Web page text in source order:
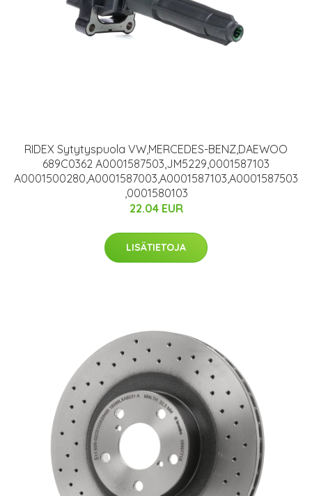
RIDEX Sytytyspuola VW,MERCEDES-BENZ,DAEWOO
689C0362 A0001587503,JM5229,0001587103
A0001500280,A0001587003,A0001587103,A0001587503
,0001580103
22.04 EUR
LISÄTIETOJA